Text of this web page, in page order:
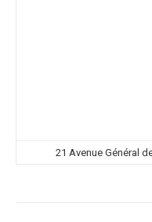
21 Avenue Général